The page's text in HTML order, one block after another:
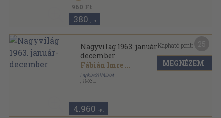
960 Ft
380 ,-Ft
Nagyvilág 1963. január-
december
Fábián Imre ...
Lapkiadó Vállalat
1963
4.960 ,-Ft
Kapható pont:
MEGNÉZEM